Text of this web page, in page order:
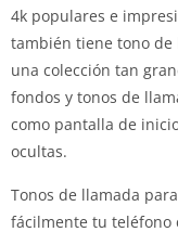
4k populares e
también tiene tono
una colección tan
fondos y tonos de
como pantalla de
ocultas.
Tonos de llamada
fácilmente tu teléfono